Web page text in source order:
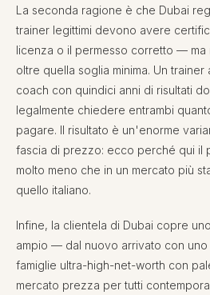
La seconda ragione è che Dubai
trainer legittimi devono avere
licenza o il permesso corretto — ma
oltre quella soglia minima. Un
coach con quindici anni di risultati
legalmente chiedere entrambi
pagare. Il risultato è un'enorme
fascia di prezzo: ecco perché qui il
molto meno che in un mercato più
quello italiano.
Infine, la clientela di Dubai copre
ampio — dal nuovo arrivato con
famiglie ultra-high-net-worth con
mercato prezza per tutti